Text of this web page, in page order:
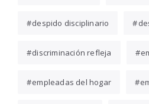
despido disciplinario
discriminación refleja
empleadas del hogar